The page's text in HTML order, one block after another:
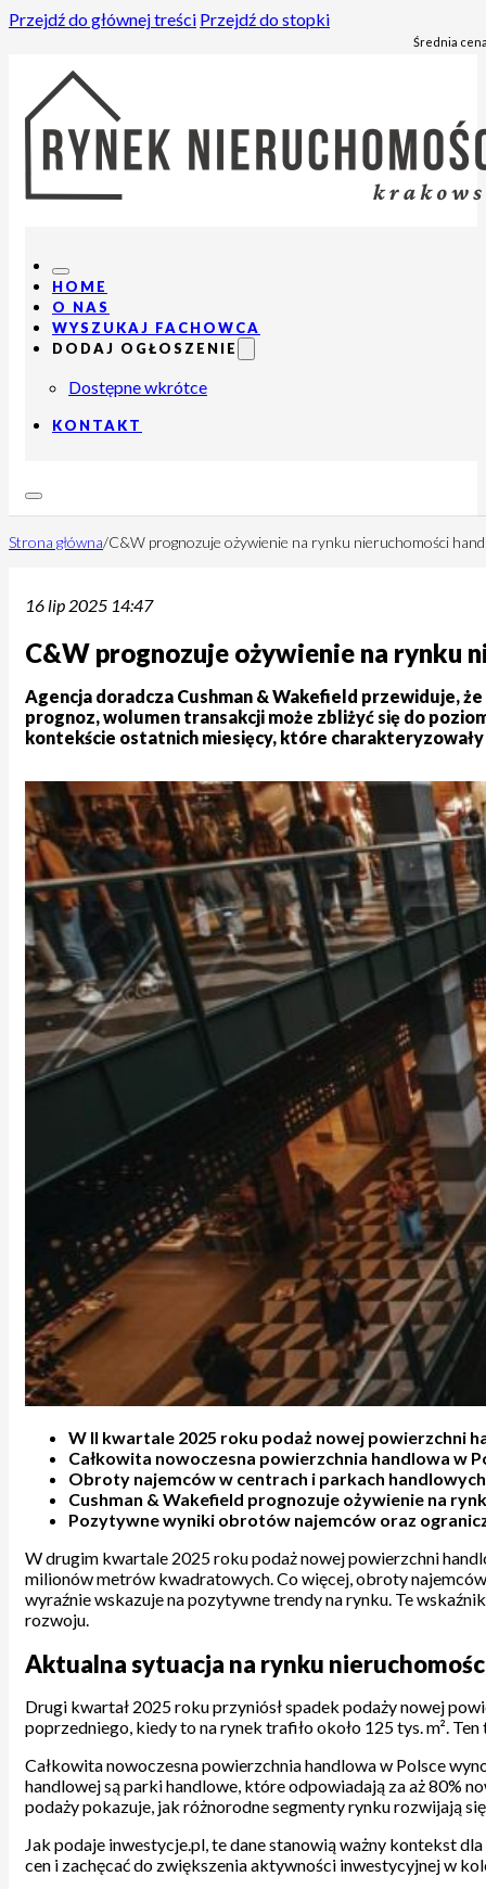
Przejdź do głównej treści Przejdź do stopki
Średnia
HOME
O NAS
WYSZUKAJ FACHOWCA
DODAJ OGŁOSZENIE
Dostępne wkrótce
KONTAKT
Strona główna/C&W prognozuje ożywienie na rynku nieruchomości
16 lip 2025 14:47
C&W prognozuje ożywienie na rynku
Agencja doradcza Cushman & Wakefield przewiduje,
prognoz, wolumen transakcji może zbliżyć się do
kontekście ostatnich miesięcy, które
W II kwartale 2025 roku podaż nowej powierzchni
Całkowita nowoczesna powierzchnia handlowa w
Obroty najemców w centrach i parkach
Cushman & Wakefield prognozuje ożywienie na
Pozytywne wyniki obrotów najemców oraz
W drugim kwartale 2025 roku podaż nowej powierzchni
milionów metrów kwadratowych. Co więcej, obroty
wyraźnie wskazuje na pozytywne trendy na rynku. Te
rozwoju.
Aktualna sytuacja na rynku
Drugi kwartał 2025 roku przyniósł spadek podaży nowej
poprzedniego, kiedy to na rynek trafiło około 125 tys. m².
Całkowita nowoczesna powierzchnia handlowa w Polsce
handlowej są parki handlowe, które odpowiadają za aż 80%
podaży pokazuje, jak różnorodne segmenty rynku rozwijają
Jak podaje inwestycje.pl, te dane stanowią ważny kontekst
cen i zachęcać do zwiększenia aktywności inwestycyjnej w